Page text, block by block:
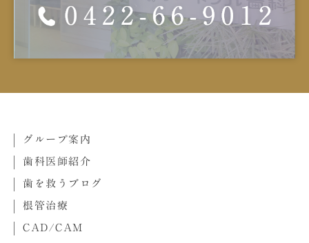
グループ案内
歯科医師紹介
歯を救うブログ
根管治療
CAD/CAM